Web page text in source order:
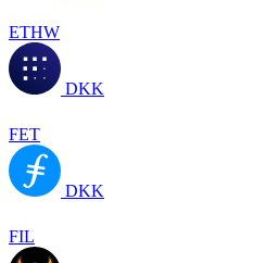
ETHW
DKK
FET
DKK
FIL